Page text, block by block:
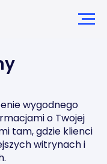
wygodnego
o Twojej
tam, gdzie klienci
witrynach i